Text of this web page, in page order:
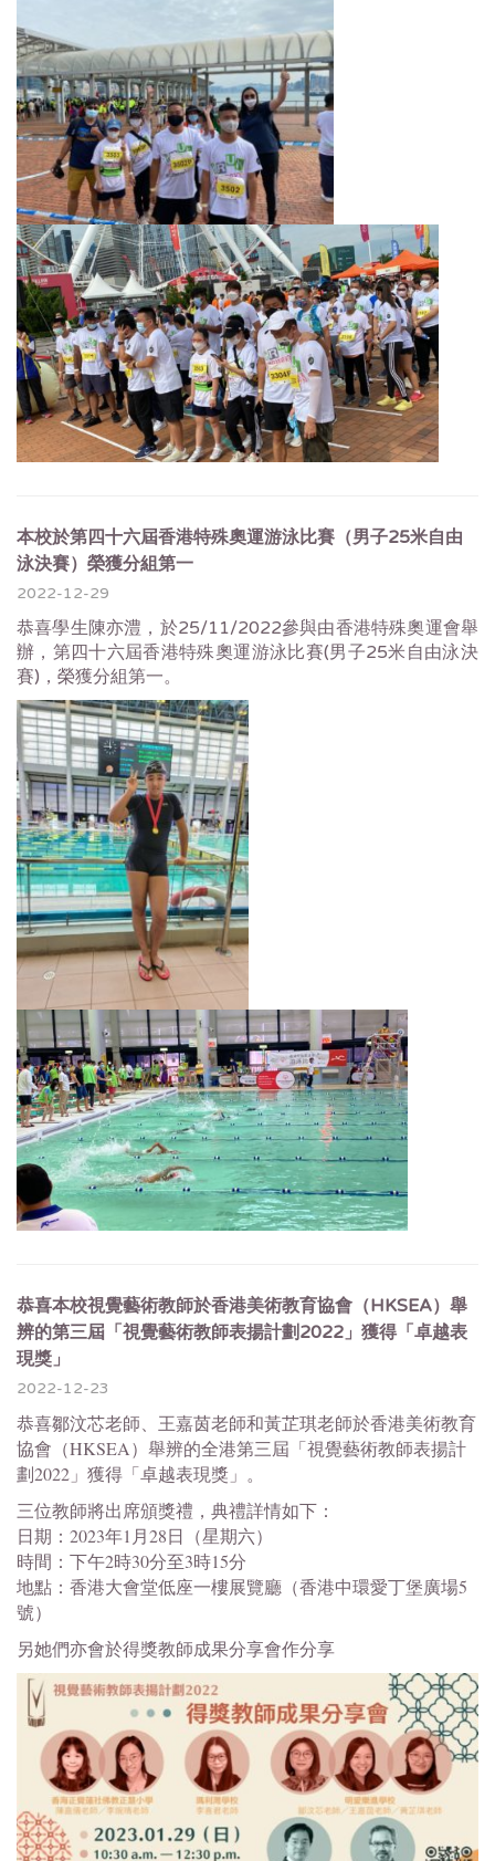
本校於第四十六屆香港特殊奧運游泳比賽（男子25米自由
泳決賽）榮獲分組第一
2022-12-29
恭喜學生陳亦澧，於25/11/2022參與由香港特殊奧運會舉
辦， 第四十六屆香港特殊奧運游泳比賽(男子25米自由泳決
賽)， 榮獲分組第一。
恭喜本校視覺藝術教師於香港美術教育協會（HKSEA）舉
辨的第三屆「視覺藝術教師表揚計劃2022」獲得「卓越表
現獎」
2022-12-23
恭喜鄒汶芯老師、王嘉茵老師和黃芷琪老師於香港美術教育
協會（HKSEA）舉辨的全港第三屆「視覺藝術教師表揚計
劃2022 」 獲得「卓越表現獎」。
三位教師將出席頒獎禮，典禮詳情如下：
日期： 2023年1 月28日（星期六）
時間：下午2時30分至3時15分
地點：香港大會堂低座一樓展覽廳（香港中環愛丁堡廣場5
號）
另她們亦會於得獎教師成果分享會作分享